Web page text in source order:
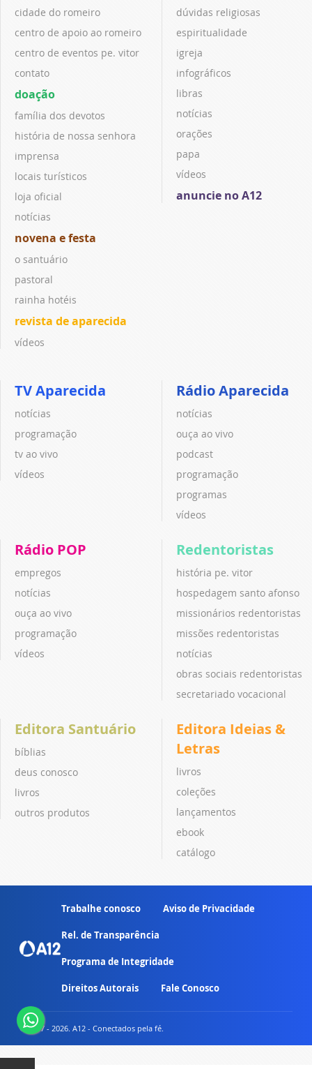
cidade do romeiro
centro de apoio ao romeiro
centro de eventos pe. vitor
contato
doação
família dos devotos
história de nossa senhora
imprensa
locais turísticos
loja oficial
notícias
novena e festa
o santuário
pastoral
rainha hotéis
revista de aparecida
vídeos
dúvidas religiosas
espiritualidade
igreja
infográficos
libras
notícias
orações
papa
vídeos
anuncie no A12
TV Aparecida
notícias
programação
tv ao vivo
vídeos
Rádio Aparecida
notícias
ouça ao vivo
podcast
programação
programas
vídeos
Rádio POP
empregos
notícias
ouça ao vivo
programação
vídeos
Redentoristas
história pe. vitor
hospedagem santo afonso
missionários redentoristas
missões redentoristas
notícias
obras sociais redentoristas
secretariado vocacional
Editora Santuário
bíblias
deus conosco
livros
outros produtos
Editora Ideias &
Letras
livros
coleções
lançamentos
ebook
catálogo
Trabalhe conosco Aviso de Privacidade
Rel. de Transparência
Programa de Integridade
Direitos Autorais Fale Conosco
© 2007 - 2026. A12 - Conectados pela fé.